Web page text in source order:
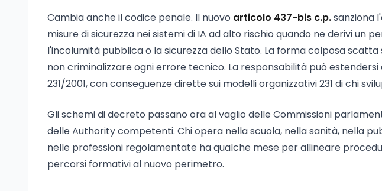
Cambia anche il codice penale. Il nuovo articolo 437-bis c.p.sanziona
misure di sicurezza nei sistemi di IA ad alto rischio quando ne derivi un
l'incolumità pubblica o la sicurezza dello Stato. La forma colposa
non criminalizzare ogni errore tecnico. La responsabilità può estendersi
231/2001, con conseguenze dirette sui modelli organizzativi 231 di chi
Gli schemi di decreto passano ora al vaglio delle Commissioni
delle Authority competenti. Chi opera nella scuola, nella sanità, nella
nelle professioni regolamentate ha qualche mese per allineare
percorsi formativi al nuovo perimetro.